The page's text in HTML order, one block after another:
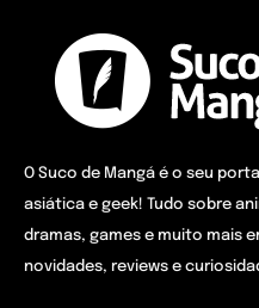
O Suco de Mangá é o seu
asiática e geek! Tudo sobre
dramas, games e muito mais
novidades, reviews e